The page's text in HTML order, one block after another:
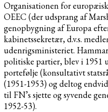
Organisationen for
OEEC (der udsprang af
genopbygning af Europa
kabinetssekretær, d.v.s.
udenrigsministeriet.
politiske partier, blev i
portefølje (konsultativt
(1951-1953) og deltog
til FN’s sjette og syvende
1952-53).